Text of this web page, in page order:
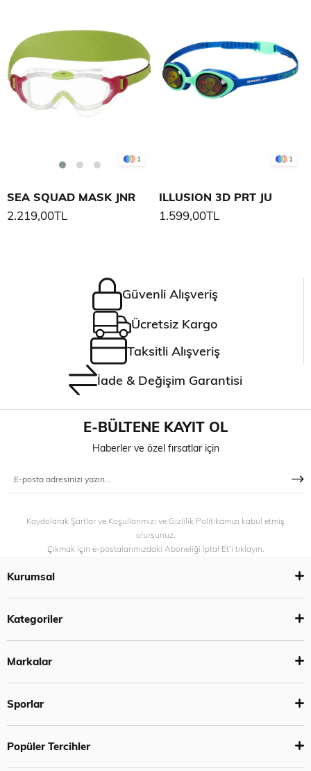
1
SEA SQUAD MASK JNR
2.219,00TL
1
ILLUSION 3D PRT JU
1.599,00TL
Güvenli Alışveriş
Ücretsiz Kargo
Taksitli Alışveriş
İade & Değişim Garantisi
E-BÜLTENE KAYIT OL
Haberler ve özel fırsatlar için
Kaydolarak Şartlar ve Koşullarımızı ve Gizlilik Politikamızı kabul etmiş
olursunuz.
Çıkmak için e-postalarımızdaki Aboneliği İptal Et’i tıklayın.
Kurumsal
Kategoriler
Markalar
Sporlar
Popüler Tercihler